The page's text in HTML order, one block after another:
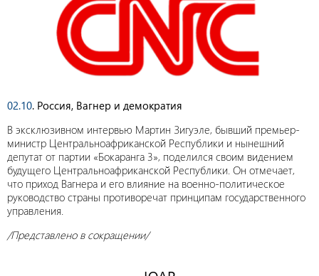
02.10. Россия, Вагнер и демократия
В эксклюзивном интервью Мартин Зигуэле, бывший премьер-
министр Центральноафриканской Республики и нынешний
депутат от партии «Бокаранга 3», поделился своим видением
будущего Центральноафриканской Республики. Он отмечает,
что приход Вагнера и его влияние на военно-политическое
руководство страны противоречат принципам государственного
управления.
/Представлено в сокращении/